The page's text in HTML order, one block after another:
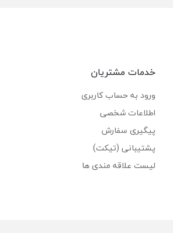
خدمات مشتریان
ورود به حساب کاربری
اطلاعات شخصی
پیگیری سفارش
پشتیبانی (تیکت)
لیست علاقه مندی ها